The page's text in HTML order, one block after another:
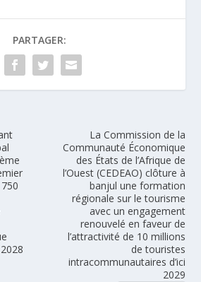
PARTAGER:
La Commission de la
Communauté Économique
des États de l’Afrique de
l’Ouest (CEDEAO) clôture à
banjul une formation
régionale sur le tourisme
avec un engagement
renouvelé en faveur de
l’attractivité de 10 millions
de touristes
intracommunautaires d’ici
2029